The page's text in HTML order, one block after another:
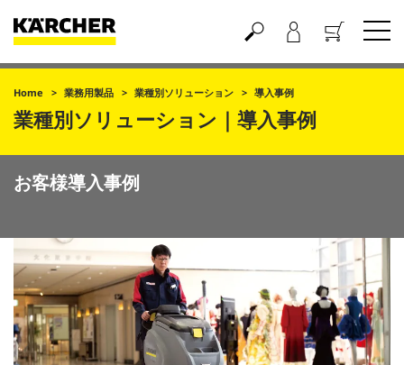
買い物かご
Home 業務用製品 業種別ソリューション 導入事例
業種別ソリューション｜導入事例
お客様導入事例